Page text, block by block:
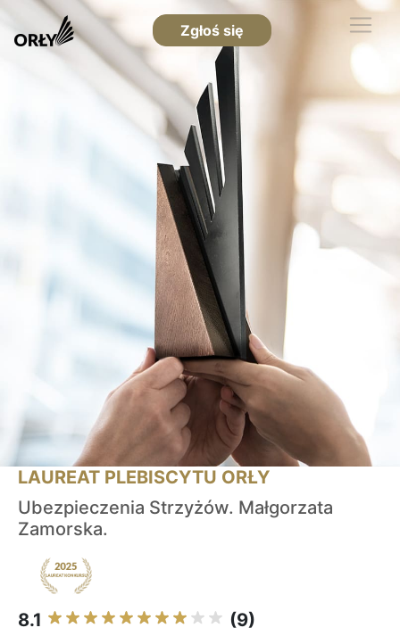
Zgłoś się
LAUREAT PLEBISCYTU ORŁY
Ubezpieczenia Strzyżów. Małgorzata
Zamorska.
8.1 (9)